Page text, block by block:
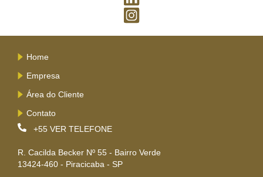
Home
Empresa
Área do Cliente
Contato
+55 VER TELEFONE
R. Cacilda Becker Nº 55 - Bairro Verde
13424-460 - Piracicaba - SP